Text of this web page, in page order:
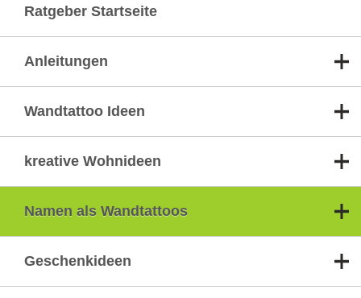
Ratgeber Startseite
Anleitungen
Wandtattoo Ideen
kreative Wohnideen
Namen als Wandtattoos
Geschenkideen